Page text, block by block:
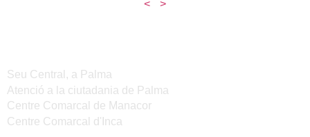
< >
Seu Central, a Palma
Atenció a la ciutadania de Palma
Centre Comarcal de Manacor
Centre Comarcal d'Inca